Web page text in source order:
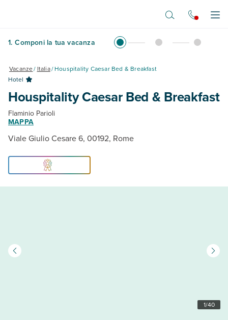
1. Componi la tua vacanza
Vacanze/ Italia/Houspitality Caesar Bed & Breakfast
Hotel
Houspitality Caesar Bed & Breakfast
Flaminio Parioli
MAPPA
Viale Giulio Cesare 6, 00192, Rome
1/40